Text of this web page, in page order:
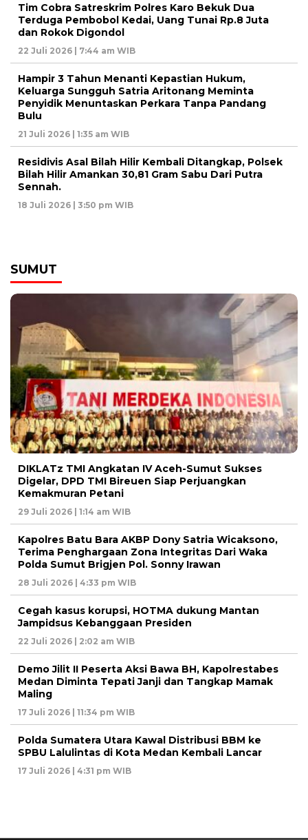
Tim Cobra Satreskrim Polres Karo Bekuk Dua
Terduga Pembobol Kedai, Uang Tunai Rp.8 Juta
dan Rokok Digondol
22 Juli 2026 | 7:44 am WIB
Hampir 3 Tahun Menanti Kepastian Hukum,
Keluarga Sungguh Satria Aritonang Meminta
Penyidik Menuntaskan Perkara Tanpa Pandang
Bulu
21 Juli 2026 | 1:35 am WIB
Residivis Asal Bilah Hilir Kembali Ditangkap, Polsek
Bilah Hilir Amankan 30,81 Gram Sabu Dari Putra
Sennah.
18 Juli 2026 | 3:50 pm WIB
SUMUT
DIKLATz TMI Angkatan IV Aceh-Sumut Sukses
Digelar, DPD TMI Bireuen Siap Perjuangkan
Kemakmuran Petani
29 Juli 2026 | 1:14 am WIB
Kapolres Batu Bara AKBP Dony Satria Wicaksono,
Terima Penghargaan Zona Integritas Dari Waka
Polda Sumut Brigjen Pol. Sonny Irawan
28 Juli 2026 | 4:33 pm WIB
Cegah kasus korupsi, HOTMA dukung Mantan
Jampidsus Kebanggaan Presiden
22 Juli 2026 | 2:02 am WIB
Demo Jilit II Peserta Aksi Bawa BH, Kapolrestabes
Medan Diminta Tepati Janji dan Tangkap Mamak
Maling
17 Juli 2026 | 11:34 pm WIB
Polda Sumatera Utara Kawal Distribusi BBM ke
SPBU Lalulintas di Kota Medan Kembali Lancar
17 Juli 2026 | 4:31 pm WIB